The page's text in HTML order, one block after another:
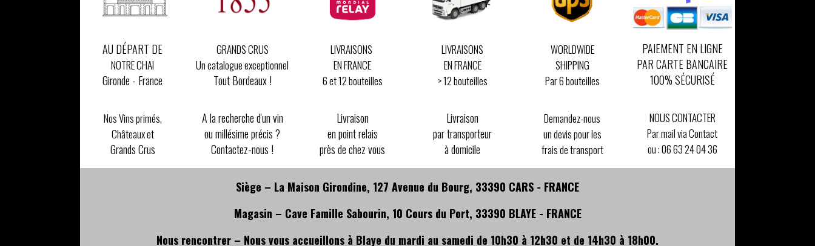
AU DÉPART DE
NOTRE CHAI
Gironde - France
Nos Vins primés,
Châteaux et
Grands Crus
GRANDS CRUS
Un catalogue exceptionnel
Tout Bordeaux !
A la recherche d'un vin
ou millésime précis ?
Contactez-nous !
LIVRAISONS
EN FRANCE
6 et 12 bouteilles
Livraison
en point relais
près de chez vous
LIVRAISONS
EN FRANCE
> 12 bouteilles
Livraison
par transporteur
à domicile
WORLDWIDE
SHIPPING
Par 6 bouteilles
Demandez-nous
un devis pour les
frais de transport
PAIEMENT EN LIGNE
PAR CARTE BANCAIRE
100% SÉCURISÉ
NOUS CONTACTER
Par mail via Contact
ou :06 63 24 04 36
Siège – La Maison Girondine, 127 Avenue du Bourg, 33390 CARS - FRANCE
Magasin – Cave Famille Sabourin, 10 Cours du Port, 33390 BLAYE - FRANCE
Nous rencontrer – Nous vous accueillons à Blaye du mardi au samedi de 10h30 à 12h30 et de 14h30 à 18h00.